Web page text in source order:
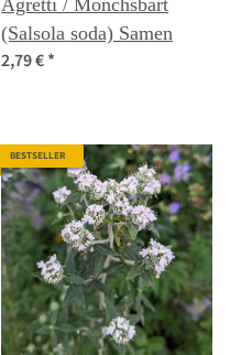
Agretti / Mönchsbart
(Salsola soda) Samen
2,79 €*
BESTSELLER